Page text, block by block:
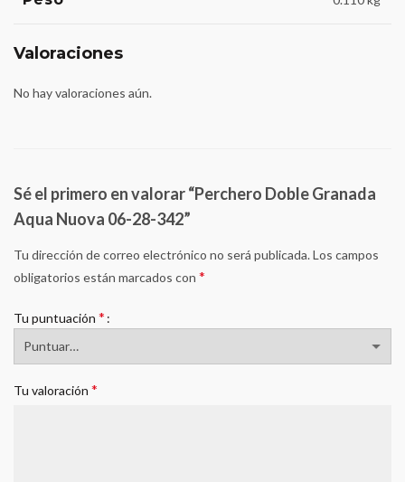
Valoraciones
No hay valoraciones aún.
Sé el primero en valorar “Perchero Doble Granada
Aqua Nuova 06-28-342”
Tu dirección de correo electrónico no será publicada.Los campos
obligatorios están marcados con *
Tu puntuación *
Tu valoración *